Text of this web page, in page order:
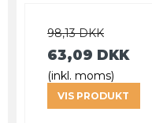
98,13 DKK
63,09 DKK
(inkl. moms)
VIS PRODUKT